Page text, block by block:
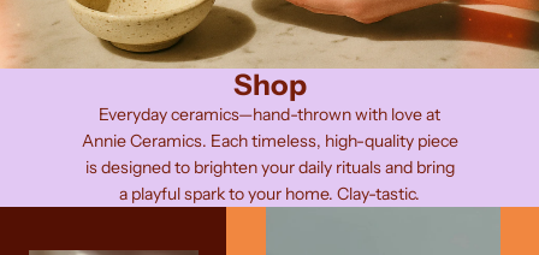
Shop
Everyday ceramics—hand-thrown with love at
Annie Ceramics. Each timeless, high-quality piece
is designed to brighten your daily rituals and bring
a playful spark to your home. Clay-tastic.